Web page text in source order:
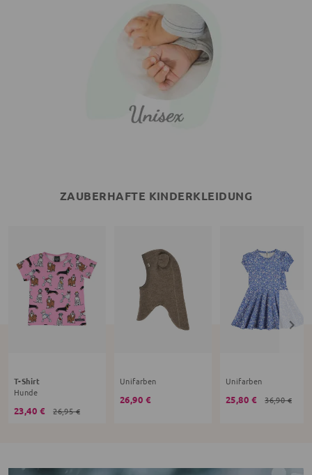
ZAUBERHAFTE KINDERKLEIDUNG
T-Shirt
Hunde
23,40 € 26,95 €
Unifarben
26,90 €
Unifarben
25,80 € 36,90 €